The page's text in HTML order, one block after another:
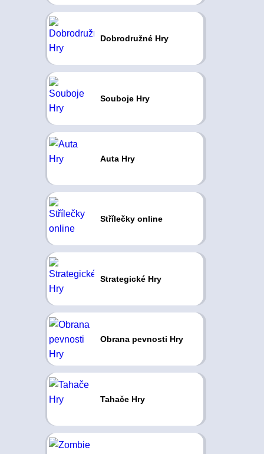
Dobrodružné Hry
Souboje Hry
Auta Hry
Střílečky online
Strategické Hry
Obrana pevnosti Hry
Tahače Hry